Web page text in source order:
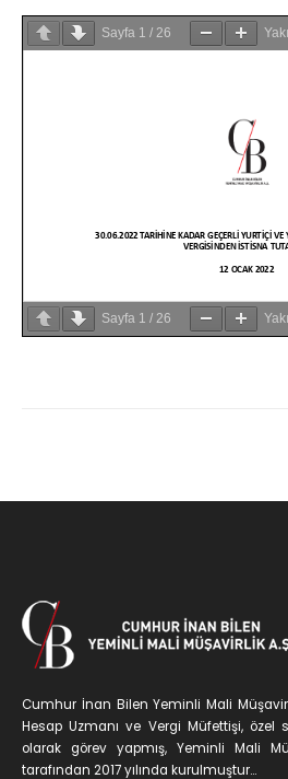
Sayfa 1 / 26
Sayfa 1 / 26
Cumhur İnan Bilen Yeminli Mali
Hesap Uzmanı ve Vergi Müfettişi, özel
olarak görev yapmış, Yeminli Mali
tarafından 2017 yılında kurulmuştur...